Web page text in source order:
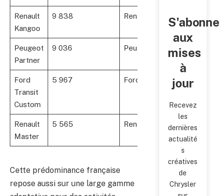
Renault
Kangoo
9 838 Renault
Peugeot
Partner
9 036 Peugeot
Ford
Transit
Custom
5 967 Ford
Renault
Master
5 565 Renault
Cette prédominance française
repose aussi sur une large gamme
aux
mises
à
jour
Recevez
les
dernières
actualité
s
créatives
de
Chrysler